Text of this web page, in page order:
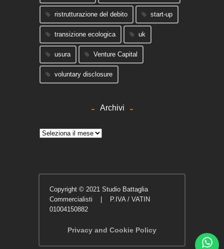
ristrutturazione del debito start-up
transizione ecologica uk
usura Venture Capital
voluntary disclosure
Archivi
Archivi
Copyright © 2021 Studio Battaglia
Commercialisti | P.IVA / VATIN
01004150882
Privacy and Cookie Policy